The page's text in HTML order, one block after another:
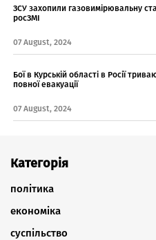
ЗСУ захопили газовимірювальну
росЗМІ
07 August, 2024
Бої в Курській області в Росії
повної евакуації
07 August, 2024
Категорія
політика
економіка
суспільство